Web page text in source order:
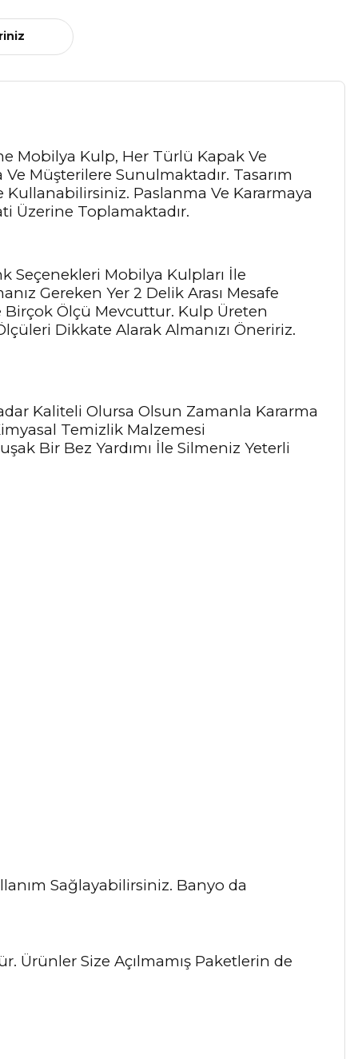
Mobilya Kulp, Her Türlü Kapak Ve
Müşterilere Sunulmaktadır. Tasarım
Kullanabilirsiniz. Paslanma Ve Kararmaya
Üzerine Toplamaktadır.
Seçenekleri Mobilya Kulpları İle
Gereken Yer 2 Delik Arası Mesafe
Birçok Ölçü Mevcuttur. Kulp Üreten
Dikkate Alarak Almanızı Öneririz.
Kaliteli Olursa Olsun Zamanla Kararma
Temizlik Malzemesi
Bir Bez Yardımı İle Silmeniz Yeterli
Sağlayabilirsiniz. Banyo da
Ürünler Size Açılmamış Paketlerin de